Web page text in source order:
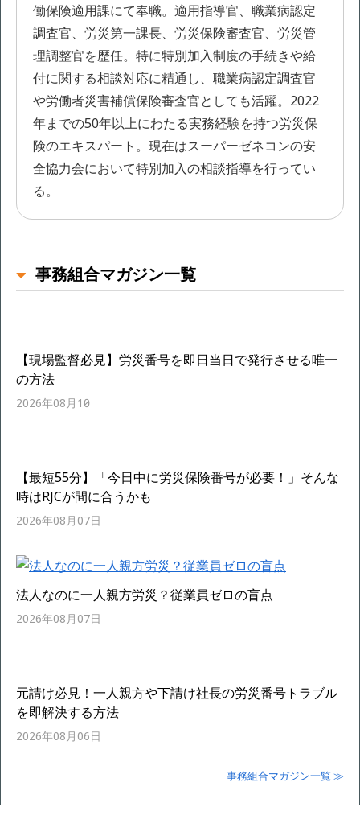
働保険適用課にて奉職。適用指導官、職業病認定
調査官、労災第一課長、労災保険審査官、労災管
理調整官を歴任。特に特別加入制度の手続きや給
付に関する相談対応に精通し、職業病認定調査官
や労働者災害補償保険審査官としても活躍。2022
年までの50年以上にわたる実務経験を持つ労災保
険のエキスパート。現在はスーパーゼネコンの安
全協力会において特別加入の相談指導を行ってい
る。
事務組合マガジン一覧
【現場監督必見】労災番号を即日当日で発行させる唯一
の方法
2026年08月10日
【最短55分】「今日中に労災保険番号が必要！」そんな
時はRJCが間に合うかも
2026年08月07日
法人なのに一人親方労災？従業員ゼロの盲点
2026年08月07日
元請け必見！一人親方や下請け社長の労災番号トラブル
を即解決する方法
2026年08月06日
事務組合マガジン一覧 ≫